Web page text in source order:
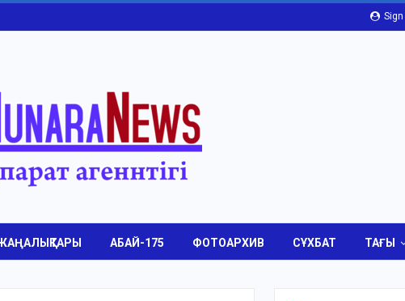
Sign
АБАЙ-175 ФОТОАРХИВ СҰХБАТ ТАҒЫ